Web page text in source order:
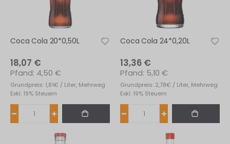
Coca Cola 20*0,50L
18,07 €
Grundpreis: 1,81€ / Liter, Mehrweg
4,50 €
Exkl. 19% Steuern
Coca Cola 24*0,20L
13,36 €
Grundpreis: 2,78€ / Liter, Mehrweg
5,10 €
Exkl. 19% Steuern